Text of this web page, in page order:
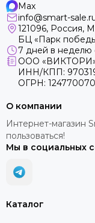
Max
info@smart-
121096, Россия,
БЦ «Парк
7 дней в неделю
ООО
ИНН/КПП:
ОГРН:
Каталог
О компании
Интернет-магазин
пользоваться!
Мы в социальных